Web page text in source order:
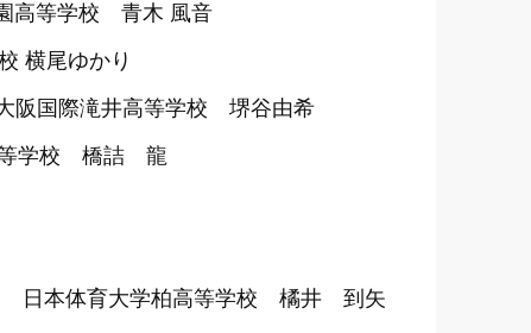
高等学校 青木 風音
横尾ゆかり
阪国際滝井高等学校 堺谷由希
等学校 橋詰 龍
日本体育大学柏高等学校 橘井 到矢